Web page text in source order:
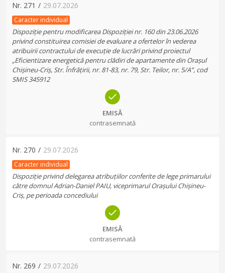
Nr. 271 / 29.07.2026
Caracter individual
Dispoziție pentru modificarea Dispoziției nr. 160 din 23.06.2026
privind constituirea comisiei de evaluare a ofertelor în vederea
atribuirii contractului de execuție de lucrări privind proiectul
„Eficientizare energetică pentru clădiri de apartamente din Orașul
Chișineu-Criș, Str. Înfrățirii, nr. 81-83, nr. 79, Str. Teilor, nr. 5/A”, cod
SMIS 345912
EMISĂ
contrasemnată
Nr. 270 / 29.07.2026
Caracter individual
Dispoziție privind delegarea atribuțiilor conferite de lege primarului
către domnul Adrian-Daniel PAIU, viceprimarul Orașului Chișineu-
Criș, pe perioada concediului
EMISĂ
contrasemnată
Nr. 269 / 29.07.2026